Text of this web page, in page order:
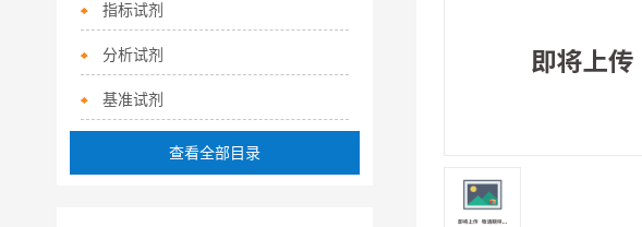
指标试剂
分析试剂
基准试剂
查看全部目录